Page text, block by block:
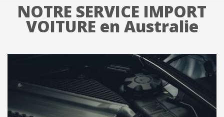
NOTRE SERVICE IMPORT
VOITURE en Australie